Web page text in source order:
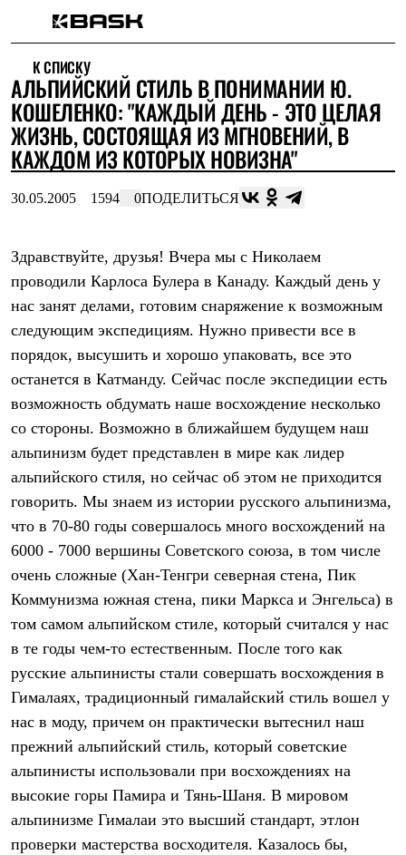
Интернет-магазин
Мужская одежда
Утепленная пухом
Куртки
Брюки
Жилеты
Комбинезоны
Куртки
Куртки
Софтшелл одежда
Куртки
Брюки
Флисовая одежда
Куртки
Брюки
Термобелье
Теплое термобелье
Среднее термобелье
Легкое термобелье
Лёгкая одежда
Футболки
Толстовки
Брюки
Женская одежда
Утепленная пухом
Куртки
Жилеты
Утепленная синтетикой
Куртки
Брюки
Штормовая одежда
Софтшелл одежда
Куртки
Брюки
Лёгкая одежда
Рубашки
Футболки
К СПИСКУ
АЛЬПИЙСКИЙ СТИЛЬ В ПОНИМАНИИ Ю.
КОШЕЛЕНКО: "КАЖДЫЙ ДЕНЬ - ЭТО ЦЕЛАЯ
ЖИЗНЬ, СОСТОЯЩАЯ ИЗ МГНОВЕНИЙ, В
КАЖДОМ ИЗ КОТОРЫХ НОВИЗНА"
30.05.2005 1594 0ПОДЕЛИТЬСЯ
Здравствуйте, друзья! Вчера мы с Николаем
проводили Карлоса Булера в Канаду. Каждый день у
нас занят делами, готовим снаряжение к возможным
следующим экспедициям. Нужно привести все в
порядок, высушить и хорошо упаковать, все это
останется в Катманду. Сейчас после экспедиции есть
возможность обдумать наше восхождение несколько
со стороны. Возможно в ближайшем будущем наш
альпинизм будет представлен в мире как лидер
альпийского стиля, но сейчас об этом не приходится
говорить. Мы знаем из истории русского альпинизма,
что в 70-80 годы совершалось много восхождений на
6000 - 7000 вершины Советского союза, в том числе
очень сложные (Хан-Тенгри северная стена, Пик
Коммунизма южная стена, пики Маркса и Энгельса) в
том самом альпийском стиле, который считался у нас
в те годы чем-то естественным. После того как
русские альпинисты стали совершать восхождения в
Гималаях, традиционный гималайский стиль вошел у
нас в моду, причем он практически вытеснил наш
прежний альпийский стиль, который советские
альпинисты использовали при восхождениях на
высокие горы Памира и Тянь-Шаня. В мировом
альпинизме Гималаи это высший стандарт, этлон
проверки мастерства восходителя. Казалось бы,